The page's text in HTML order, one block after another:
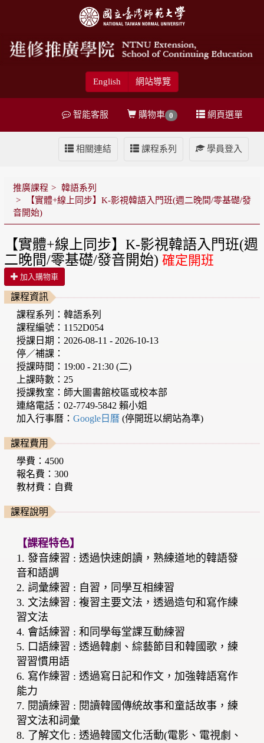
English 網站導覽
網頁選單
購物車 0
智能客服
學員登入
課程系列
相關連結
推廣課程
韓語系列
【實體+線上同步】K-影視韓語入門班(週二晚間/零基礎/發
音開始)
【實體+線上同步】K-影視韓語入門班(週
二晚間/零基礎/發音開始) 確定開班
加入購物車
課程資訊
課程系列：韓語系列
課程編號：1152D054
授課日期：2026-08-11 - 2026-10-13
停／補課：
授課時間：19:00 - 21:30 (二)
上課時數：25
授課教室：師大圖書館校區或校本部
連絡電話：02-7749-5842 賴小姐
加入行事曆：Google日曆(停開班以網站為準)
課程費用
學費：4500
報名費：300
教材費：自費
課程說明
【課程特色】
1. 發音練習 : 透過快速朗讀，熟練道地的韓語發
音和語調
2. 詞彙練習 : 自習，同學互相練習
3. 文法練習 : 複習主要文法，透過造句和寫作練
習文法
4. 會話練習 : 和同學每堂課互動練習
5. 口語練習 : 透過韓劇、綜藝節目和韓國歌，練
習習慣用語
6. 寫作練習 : 透過寫日記和作文，加強韓語寫作
能力
7. 閱讀練習 : 閱讀韓國傳統故事和童話故事，練
習文法和詞彙
8. 了解文化 : 透過韓國文化活動(電影、電視劇、